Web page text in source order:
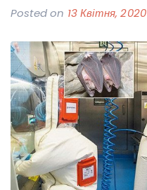
Posted on 13 Квітня, 2020